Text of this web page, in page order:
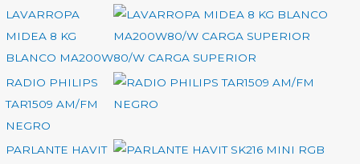
LAVARROPA
MIDEA 8 KG
BLANCO MA200W80/W CARGA SUPERIOR
RADIO PHILIPS
TAR1509 AM/FM
NEGRO
PARLANTE HAVIT